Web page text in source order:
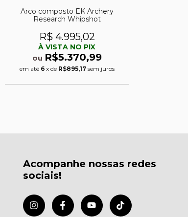
Arco composto EK Archery
Research Whipshot
R$ 4.995,02
À VISTA NO PIX
ou R$5.370,99
em até 6 x de R$895,17 sem juros
Acompanhe nossas redes
sociais!